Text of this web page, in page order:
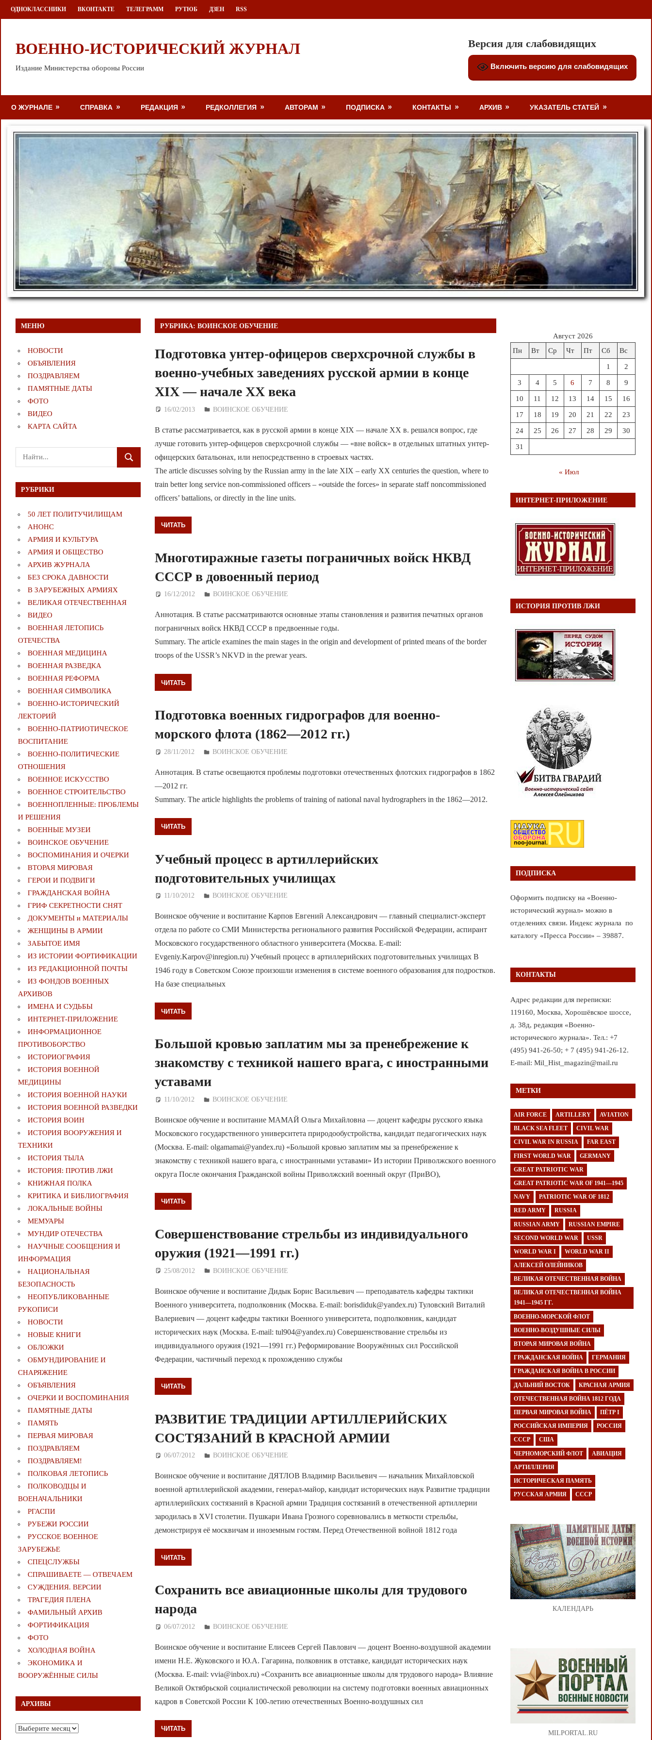
Перейти
к
ОДНОКЛАССНИКИ ВКОНТАКТЕ ТЕЛЕГРАММ РУТЮБ ДЗЕН RSS
ВОЕННО-ИСТОРИЧЕСКИЙ ЖУРНАЛ
Издание Министерства обороны России
Версия для слабовидящих
Включить версию для слабовидящих
О ЖУРНАЛЕ СПРАВКА РЕДАКЦИЯ РЕДКОЛЛЕГИЯ АВТОРАМ ПОДПИСКА КОНТАКТЫ АРХИВ УКАЗАТЕЛЬ СТАТЕЙ
РУБРИКА:ВОИНСКОЕ ОБУЧЕНИЕ
Подготовка унтер-офицеров сверхсрочной службы в
военно-учебных заведениях русской армии в конце
XIX — начале XX века
16/02/2013 Дежурный по Редакции
ВОИНСКОЕ ОБУЧЕНИЕ
В статье рассматривается, как в русской армии в конце XIX — начале XX в. решался вопрос, где
лучше готовить унтер-офицеров сверхсрочной службы — «вне войск» в отдельных штатных унтер-
офицерских батальонах, или непосредственно в строевых частях.
The article discusses solving by the Russian army in the late XIX – early XX centuries the question, where to
train better long service non-commissioned officers – «outside the forces» in separate staff noncommissioned
officers’ battalions, or directly in the line units.
ЧИТАТЬ
Многотиражные газеты пограничных войск НКВД
СССР в довоенный период
16/12/2012 Дежурный по Редакции
ВОИНСКОЕ ОБУЧЕНИЕ
Аннотация. В статье рассматриваются основные этапы становления и развития печатных органов
пограничных войск НКВД СССР в предвоенные годы.
Summary. The article examines the main stages in the origin and development of printed means of the border
troops of the USSR’s NKVD in the prewar years.
ЧИТАТЬ
Подготовка военных гидрографов для военно-
морского флота (1862—2012 гг.)
28/11/2012 Дежурный по Редакции
ВОИНСКОЕ ОБУЧЕНИЕ
Аннотация. В статье освещаются проблемы подготовки отечественных флотских гидрографов в 1862
—2012 гг.
Summary. The article highlights the problems of training of national naval hydrographers in the 1862—2012.
ЧИТАТЬ
Учебный процесс в артиллерийских
подготовительных училищах
11/10/2012 Дежурный по Редакции
ВОИНСКОЕ ОБУЧЕНИЕ
Воинское обучение и воспитание Карпов Евгений Александрович — главный специалист-эксперт
отдела по работе со СМИ Министерства регионального развития Российской Федерации, аспирант
Московского государственного областного университета (Москва. E-mail:
Evgeniy.Karpov@inregion.ru) Учебный процесс в артиллерийских подготовительных училищах В
1946 году в Советском Союзе произошли изменения в системе военного образования для подростков.
На базе специальных
ЧИТАТЬ
Большой кровью заплатим мы за пренебрежение к
знакомству с техникой нашего врага, с иностранными
уставами
11/10/2012 Дежурный по Редакции
ВОИНСКОЕ ОБУЧЕНИЕ
Воинское обучение и воспитание МАМАЙ Ольга Михайловна — доцент кафедры русского языка
Московского государственного университета природообустройства, кандидат педагогических наук
(Москва. E-mail: olgamamai@yandex.ru) «Большой кровью заплатим мы за пренебрежение к
знакомству с техникой нашего врага, с иностранными уставами» Из истории Приволжского военного
округа После окончания Гражданской войны Приволжский военный округ (ПриВО),
ЧИТАТЬ
Совершенствование стрельбы из индивидуального
оружия (1921—1991 гг.)
25/08/2012 Дежурный по Редакции
ВОИНСКОЕ ОБУЧЕНИЕ
Воинское обучение и воспитание Дидык Борис Васильевич — преподаватель кафедры тактики
Военного университета, подполковник (Москва. E-mail: borisdiduk@yandex.ru) Туловский Виталий
Валериевич — доцент кафедры тактики Военного университета, подполковник, кандидат
исторических наук (Москва. E-mail: tul904@yandex.ru) Совершенствование стрельбы из
индивидуального оружия (1921—1991 гг.) Реформирование Вооружённых сил Российской
Федерации, частичный переход к прохождению службы
ЧИТАТЬ
РАЗВИТИЕ ТРАДИЦИИ АРТИЛЛЕРИЙСКИХ
СОСТЯЗАНИЙ В КРАСНОЙ АРМИИ
06/07/2012 Дежурный по Редакции
ВОИНСКОЕ ОБУЧЕНИЕ
Воинское обучение и воспитание ДЯТЛОВ Владимир Васильевич — начальник Михайловской
военной артиллерийской академии, генерал-майор, кандидат исторических наук Развитие традиции
артиллерийских состязаний в Красной армии Традиция состязаний в отечественной артиллерии
зародилась в XVI столетии. Пушкари Ивана Грозного соревновались в меткости стрельбы,
демонстрируя её москвичам и иноземным гостям. Перед Отечественной войной 1812 года
ЧИТАТЬ
Сохранить все авиационные школы для трудового
народа
06/07/2012 Дежурный по Редакции
ВОИНСКОЕ ОБУЧЕНИЕ
Воинское обучение и воспитание Елисеев Сергей Павлович — доцент Военно-воздушной академии
имени Н.Е. Жуковского и Ю.А. Гагарина, полковник в отставке, кандидат исторических наук
(Москва. E-mail: vvia@inbox.ru) «Сохранить все авиационные школы для трудового народа» Влияние
Великой Октябрьской социалистической революции на систему подготовки военных авиационных
кадров в Советской России К 100-летию отечественных Военно-воздушных сил
ЧИТАТЬ
МЕНЮ
НОВОСТИ
ОБЪЯВЛЕНИЯ
ПОЗДРАВЛЯЕМ
ПАМЯТНЫЕ ДАТЫ
ФОТО
ВИДЕО
КАРТА САЙТА
Поиск
для:
ПОИСК
РУБРИКИ
50 ЛЕТ ПОЛИТУЧИЛИЩАМ
АНОНС
АРМИЯ И КУЛЬТУРА
АРМИЯ И ОБЩЕСТВО
АРХИВ ЖУРНАЛА
БЕЗ СРОКА ДАВНОСТИ
В ЗАРУБЕЖНЫХ АРМИЯХ
ВЕЛИКАЯ ОТЕЧЕСТВЕННАЯ
ВИДЕО
ВОЕННАЯ ЛЕТОПИСЬ
ОТЕЧЕСТВА
ВОЕННАЯ МЕДИЦИНА
ВОЕННАЯ РАЗВЕДКА
ВОЕННАЯ РЕФОРМА
ВОЕННАЯ СИМВОЛИКА
ВОЕННО-ИСТОРИЧЕСКИЙ
ЛЕКТОРИЙ
ВОЕННО-ПАТРИОТИЧЕСКОЕ
ВОСПИТАНИЕ
ВОЕННО-ПОЛИТИЧЕСКИE
ОТНОШЕНИЯ
ВОЕННОЕ ИСКУССТВО
ВОЕННОЕ СТРОИТЕЛЬСТВО
ВОЕННОПЛЕННЫЕ: ПРОБЛЕМЫ
И РЕШЕНИЯ
ВОЕННЫЕ МУЗЕИ
ВОИНСКОЕ ОБУЧЕНИЕ
ВОСПОМИНАНИЯ И ОЧЕРКИ
ВТОРАЯ МИРОВАЯ
ГЕРОИ И ПОДВИГИ
ГРАЖДАНСКАЯ ВОЙНА
ГРИФ СЕКРЕТНОСТИ СНЯТ
ДОКУМЕНТЫ и МАТЕРИАЛЫ
ЖЕНЩИНЫ В АРМИИ
ЗАБЫТОЕ ИМЯ
ИЗ ИСТОРИИ ФОРТИФИКАЦИИ
ИЗ РЕДАКЦИОННОЙ ПОЧТЫ
ИЗ ФОНДОВ ВОЕННЫХ
АРХИВОВ
ИМЕНА И СУДЬБЫ
ИНТЕРНЕТ-ПРИЛОЖЕНИЕ
ИНФОРМАЦИОННОЕ
ПРОТИВОБОРСТВО
ИСТОРИОГРАФИЯ
ИСТОРИЯ ВОЕННОЙ
МЕДИЦИНЫ
ИСТОРИЯ ВОЕННОЙ НАУКИ
ИСТОРИЯ ВОЕННОЙ РАЗВЕДКИ
ИСТОРИЯ ВОИН
ИСТОРИЯ ВООРУЖЕНИЯ И
ТЕХНИКИ
ИСТОРИЯ ТЫЛА
ИСТОРИЯ: ПРОТИВ ЛЖИ
КНИЖНАЯ ПОЛКА
КРИТИКА И БИБЛИОГРАФИЯ
ЛОКАЛЬНЫЕ ВОЙНЫ
МЕМУАРЫ
МУНДИР ОТЕЧЕСТВА
НАУЧНЫЕ СООБЩЕНИЯ И
ИНФОРМАЦИЯ
НАЦИОНАЛЬНАЯ
БЕЗОПАСНОСТЬ
НЕОПУБЛИКОВАННЫЕ
РУКОПИСИ
НОВОСТИ
НОВЫЕ КНИГИ
ОБЛОЖКИ
ОБМУНДИРОВАНИЕ И
СНАРЯЖЕНИЕ
ОБЪЯВЛЕНИЯ
ОЧЕРКИ И ВОСПОМИНАНИЯ
ПАМЯТНЫЕ ДАТЫ
ПАМЯТЬ
ПЕРВАЯ МИРОВАЯ
ПОЗДРАВЛЯЕМ
ПОЗДРАВЛЯЕМ!
ПОЛКОВАЯ ЛЕТОПИСЬ
ПОЛКОВОДЦЫ И
ВОЕНАЧАЛЬНИКИ
РГАСПИ
РУБЕЖИ РОССИИ
РУССКОЕ ВОЕННОЕ
ЗАРУБЕЖЬЕ
СПЕЦСЛУЖБЫ
СПРАШИВАЕТЕ — ОТВЕЧАЕМ
СУЖДЕНИЯ. ВЕРСИИ
ТРАГЕДИЯ ПЛЕНА
ФАМИЛЬНЫЙ АРХИВ
ФОРТИФИКАЦИЯ
ФОТО
ХОЛОДНАЯ ВОЙНА
ЭКОНОМИКА И
ВООРУЖЁННЫЕ СИЛЫ
АРХИВЫ
Архивы
Август 2026
Пн
Вт Ср Чт Пт Сб Вс
1 2
3 4 5 6 7 8 9
10 11 12 13 14 15 16
17 18 19 20 21 22 23
24 25 26 27 28 29 30
31
« Июл
ИНТЕРНЕТ-ПРИЛОЖЕНИЕ
ИСТОРИЯ ПРОТИВ ЛЖИ
ПОДПИСКА
Оформить подписку на «Военно-
исторический журнал» можно в
отделениях связи. Индекс журнала по
каталогу «Пресса России» – 39887.
КОНТАКТЫ
Адрес редакции для переписки:
119160, Москва, Хорошёвское шоссе,
д. 38д, редакция «Военно-
исторического журнала». Тел.: +7
(495) 941-26-50; + 7 (495) 941-26-12.
E-mail: Mil_Hist_magazin@mail.ru
МЕТКИ
AIR FORCE ARTILLERY AVIATION
BLACK SEA FLEET CIVIL WAR
CIVIL WAR IN RUSSIA FAR EAST
FIRST WORLD WAR GERMANY
GREAT PATRIOTIC WAR
GREAT PATRIOTIC WAR OF 1941—1945
NAVY PATRIOTIC WAR OF 1812
RED ARMY RUSSIA
RUSSIAN ARMY RUSSIAN EMPIRE
SECOND WORLD WAR USSR
WORLD WAR I WORLD WAR II
АЛЕКСЕЙ ОЛЕЙНИКОВ
ВЕЛИКАЯ ОТЕЧЕСТВЕННАЯ ВОЙНА
ВЕЛИКАЯ ОТЕЧЕСТВЕННАЯ ВОЙНА
1941—1945 ГГ.
ВОЕННО-МОРСКОЙ ФЛОТ
ВОЕННО-ВОЗДУШНЫЕ СИЛЫ
ВТОРАЯ МИРОВАЯ ВОЙНА
ГРАЖДАНСКАЯ ВОЙНА ГЕРМАНИЯ
ГРАЖДАНСКАЯ ВОЙНА В РОССИИ
ДАЛЬНИЙ ВОСТОК КРАСНАЯ АРМИЯ
ОТЕЧЕСТВЕННАЯ ВОЙНА 1812 ГОДА
ПЕРВАЯ МИРОВАЯ ВОЙНА ПЁТР I
РОССИЙСКАЯ ИМПЕРИЯ РОССИЯ
СССР США
ЧЕРНОМОРСКИЙ ФЛОТ АВИАЦИЯ
АРТИЛЛЕРИЯ
ИСТОРИЧЕСКАЯ ПАМЯТЬ
РУССКАЯ АРМИЯ СССР
КАЛЕНДАРЬ
MILPORTAL.RU